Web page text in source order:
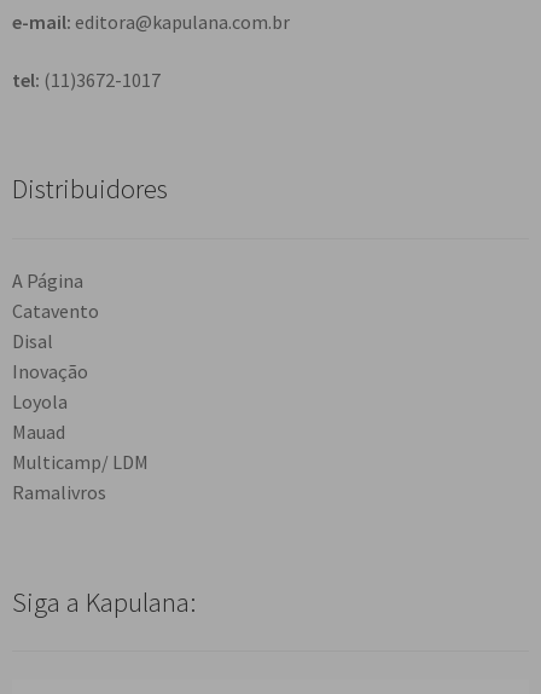
e-mail: editora@kapulana.com.br
tel: (11)3672-1017
Distribuidores
A Página
Catavento
Disal
Inovação
Loyola
Mauad
Multicamp/ LDM
Ramalivros
Siga a Kapulana: